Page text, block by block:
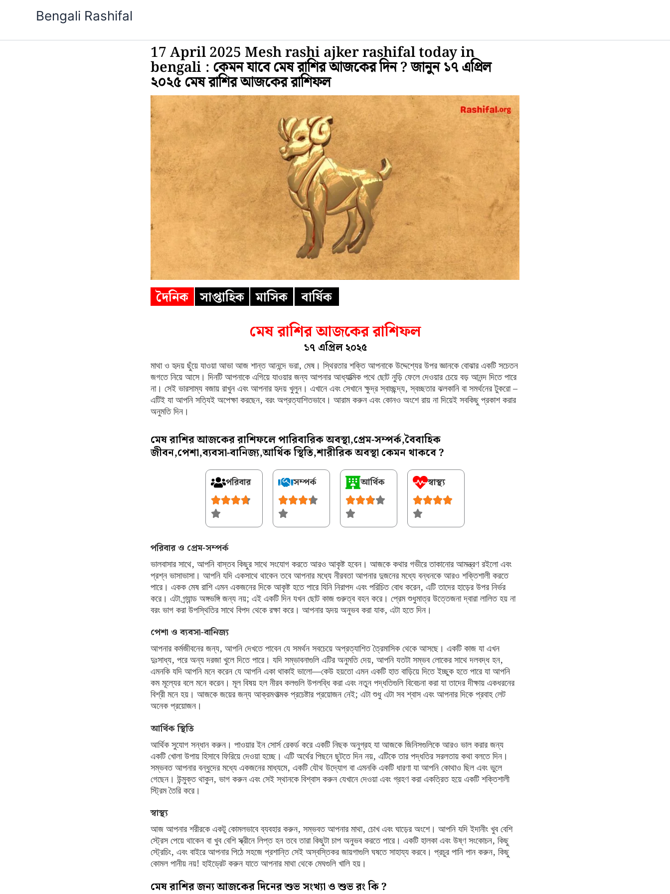
Bengali Rashifal
17 April 2025 Mesh rashi ajker rashifal today in
bengali : কেমন যাবে মেষ রাশির আজকের দিন ? জানুন ১৭ এপ্রিল
২০২৫ মেষ রাশির আজকের রাশিফল
দৈনিক সাপ্তাহিক মাসিক বার্ষিক
মেষ রাশির আজকের রাশিফল
১৭ এপ্রিল ২০২৫
মাথা ও হৃদয় ছুঁয়ে যাওয়া আভা আজ শান্ত আনন্দে ভরা, মেষ। স্থিরতার শক্তি আপনাকে উদ্দেশ্যের উপর জ্ঞানকে বোঝার একটি সচেতন
জগতে নিয়ে আসে। দিনটি আপনাকে এগিয়ে যাওয়ার জন্য আপনার আধ্যাত্মিক পথে ছোট নুড়ি ফেলে দেওয়ার চেয়ে বড় আনন্দ দিতে পারে
না। সেই ভারসাম্য বজায় রাখুন এবং আপনার হৃদয় খুলুন। এখানে এবং সেখানে ক্ষুদ্র স্বাচ্ছন্দ্য, স্বচ্ছতার ঝলকানি বা সমর্থনের টুকরো –
এটিই যা আপনি সত্যিই অপেক্ষা করছেন, বরং অপ্রত্যাশিতভাবে। আরাম করুন এবং কোনও অংশে রায় না দিয়েই সবকিছু প্রকাশ করার
অনুমতি দিন।
মেষ রাশির আজকের রাশিফলে পারিবারিক অবস্থা,প্রেম-সম্পর্ক,বৈবাহিক
জীবন,পেশা,ব্যবসা-বানিজ্য,আর্থিক স্থিতি,শারীরিক অবস্থা কেমন থাকবে ?
পরিবার সম্পর্ক আর্থিক স্বাস্থ্য
পরিবার ও প্রেম-সম্পর্ক
ভালবাসার সাথে, আপনি বাস্তব কিছুর সাথে সংযোগ করতে আরও আকৃষ্ট হবেন। আজকে কথার গভীরে তাকানোর আমন্ত্রণ রইলো এবং
প্রশ্ন ভাসাভাসা। আপনি যদি একসাথে থাকেন তবে আপনার মধ্যে নীরবতা আপনার দুজনের মধ্যে বন্ধনকে আরও শক্তিশালী করতে
পারে। একক মেষ রাশি এমন একজনের দিকে আকৃষ্ট হতে পারে যিনি নিরাপদ এবং পরিচিত বোধ করেন, এটি তাদের হাড়ের উপর নির্ভর
করে। এটা গ্র্যান্ড অঙ্গভঙ্গি জন্য নয়; এই একটি দিন যখন ছোট কাজ গুরুত্ব বহন করে। প্রেম শুধুমাত্র উত্তেজনা দ্বারা লালিত হয় না
বরং ভাগ করা উপস্থিতির সাথে বিপদ থেকে রক্ষা করে। আপনার হৃদয় অনুভব করা যাক, এটা হতে দিন।
পেশা ও ব্যবসা-বানিজ্য
আপনার কর্মজীবনের জন্য, আপনি দেখতে পাবেন যে সমর্থন সবচেয়ে অপ্রত্যাশিত ত্রৈমাসিক থেকে আসছে। একটি কাজ যা এখন
দুঃসাধ্য, পরে অন্য দরজা খুলে দিতে পারে। যদি সম্ভাবনাগুলি এটির অনুমতি দেয়, আপনি যতটা সম্ভব লোকের সাথে দলবদ্ধ হন,
এমনকি যদি আপনি মনে করেন যে আপনি একা থাকাই ভালো—কেউ হয়তো এমন একটি হাত বাড়িয়ে দিতে ইচ্ছুক হতে পারে যা আপনি
কম মূল্যের বলে মনে করেন। মূল বিষয় হল নীরব কলগুলি উপলব্ধি করা এবং নতুন পদ্ধতিগুলি বিবেচনা করা যা তাদের দীক্ষায় একধরনের
বিশ্রী মনে হয়। আজকে জয়ের জন্য আক্রমণাত্মক প্রচেষ্টার প্রয়োজন নেই; এটা শুধু এটা সব শ্বাস এবং আপনার দিকে প্রবাহ লেট
অনেক প্রয়োজন।
আর্থিক স্থিতি
আর্থিক সুযোগ সন্ধান করুন। পাওয়ার ইন সোর্স রেকর্ড করে একটি নিছক অনুগ্রহ যা আজকে জিনিসগুলিকে আরও ভাল করার জন্য
একটি খোলা উপায় হিসাবে ফিরিয়ে দেওয়া হচ্ছে। এটি অর্থের পিছনে ছুটতে দিন নয়, এটিকে তার পদ্ধতির সরলতায় কথা বলতে দিন।
সম্ভবত আপনার বন্ধুদের মধ্যে একজনের মাধ্যমে, একটি যৌথ উদ্যোগ বা এমনকি একটি ধারণা যা আপনি কোথাও ছিল এবং ভুলে
গেছেন। উন্মুক্ত থাকুন, ভাগ করুন এবং সেই স্থানকে বিশ্বাস করুন যেখানে দেওয়া এবং গ্রহণ করা একত্রিত হয়ে একটি শক্তিশালী
স্ট্রিম তৈরি করে।
স্বাস্থ্য
আজ আপনার শরীরকে একটু কোমলভাবে ব্যবহার করুন, সম্ভবত আপনার মাথা, চোখ এবং ঘাড়ের অংশে। আপনি যদি ইদানীং খুব বেশি
স্ট্রেস পেয়ে থাকেন বা খুব বেশি স্ক্রীনে লিপ্ত হন তবে তারা কিছুটা চাপ অনুভব করতে পারে। একটি হালকা এবং উষ্ণ সংকোচন, কিছু
স্ট্রেচিং, এবং বাইরে আপনার পিঠে সহজে প্রশান্তি সেই অস্বস্তিকর জায়গাগুলি ঘষতে সাহায্য করবে। প্রচুর পানি পান করুন, কিছু
কোমল পানীয় নয়! হাইড্রেট করুন যাতে আপনার মাথা থেকে মেঘগুলি খালি হয়।
মেষ রাশির জন্য আজকের দিনের শুভ সংখ্যা ও শুভ রং কি ?